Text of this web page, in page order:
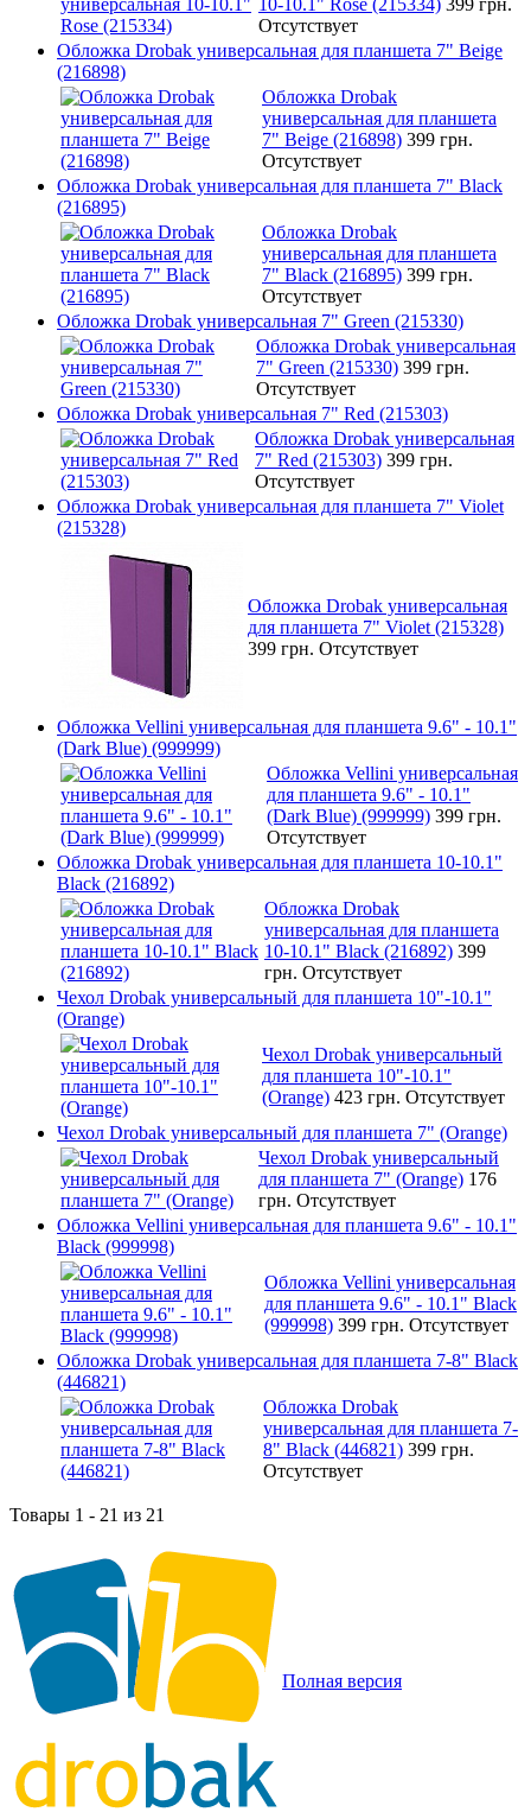
Отсутствует
Обложка Drobak универсальная для планшета 7" Beige
(216898)
Обложка Drobak
универсальная для планшета
7" Beige (216898) 399 грн.
Отсутствует
Обложка Drobak универсальная для планшета 7" Black
(216895)
Обложка Drobak
универсальная для планшета
7" Black (216895) 399 грн.
Отсутствует
Обложка Drobak универсальная 7" Green (215330)
Обложка Drobak универсальная
7" Green (215330) 399 грн.
Отсутствует
Обложка Drobak универсальная 7" Red (215303)
Обложка Drobak универсальная
7" Red (215303) 399 грн.
Отсутствует
Обложка Drobak универсальная для планшета 7" Violet
(215328)
Обложка Drobak универсальная
для планшета 7" Violet (215328)
399 грн. Отсутствует
Обложка Vellini универсальная для планшета 9.6" - 10.1"
(Dark Blue) (999999)
Обложка Vellini универсальная
для планшета 9.6" - 10.1"
(Dark Blue) (999999) 399 грн.
Отсутствует
Обложка Drobak универсальная для планшета 10-10.1"
Black (216892)
Обложка Drobak
универсальная для планшета
10-10.1" Black (216892) 399
грн. Отсутствует
Чехол Drobak универсальный для планшета 10"-10.1"
(Orange)
Чехол Drobak универсальный
для планшета 10"-10.1"
(Orange) 423 грн. Отсутствует
Чехол Drobak универсальный для планшета 7" (Orange)
Чехол Drobak универсальный
для планшета 7" (Orange) 176
грн. Отсутствует
Обложка Vellini универсальная для планшета 9.6" - 10.1"
Black (999998)
Обложка Vellini универсальная
для планшета 9.6" - 10.1" Black
(999998) 399 грн. Отсутствует
Обложка Drobak универсальная для планшета 7-8" Black
(446821)
Обложка Drobak
универсальная для планшета 7-
8" Black (446821) 399 грн.
Отсутствует
Товары 1 - 21 из 21
Полная версия